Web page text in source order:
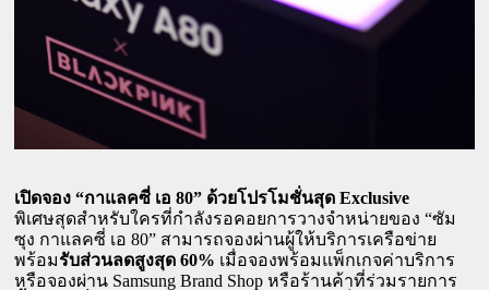
เปิดจอง “กาแลคซี่ เอ 80” ด้วยโปรโมชั่นสุด Exclusive
พิเศษสุดสำหรับใครที่กำลังรอคอยการวางจำหน่ายของ “ซัม
ซุง กาแลคซี่ เอ 80” สามารถจองผ่านผู้ให้บริการเครือข่าย
พร้อมรับส่วนลดสูงสุด 60% เมื่อจองพร้อมแพ็กเกจค่าบริการ